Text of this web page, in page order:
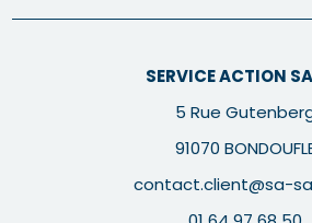
SERVICE ACTION
5 Rue
91070
contact.client@sa-